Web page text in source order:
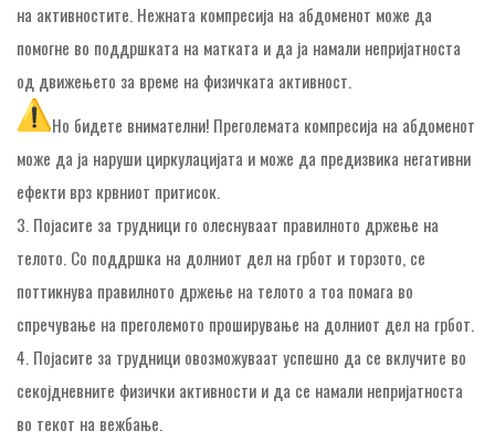
на активностите. Нежната компресија на абдоменот може да
помогне во поддршката на матката и да ја намали непријатноста
од движењето за време на физичката активност.
Но бидете внимателни! Преголемата компресија на абдоменот
може да ја наруши циркулацијата и може да предизвика негативни
ефекти врз крвниот притисок.
3. Појасите за трудници го олеснуваат правилното држење на
телото. Со поддршка на долниот дел на грбот и торзото, се
поттикнува правилното држење на телото а тоа помага во
спречување на преголемото проширување на долниот дел на грбот.
4. Појасите за трудници овозможуваат успешно да се вклучите во
секојдневните физички активности и да се намали непријатноста
во текот на вежбање.